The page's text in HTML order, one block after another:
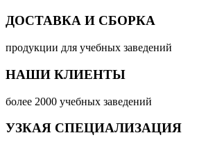
ДОСТАВКА И СБОРКА
продукции для учебных заведений
НАШИ КЛИЕНТЫ
более 2000 учебных заведений
УЗКАЯ СПЕЦИАЛИЗАЦИЯ